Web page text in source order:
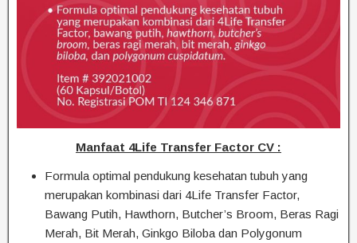
Manfaat 4Life Transfer Factor CV :
Formula optimal pendukung kesehatan tubuh yang
merupakan kombinasi dari 4Life Transfer Factor,
Bawang Putih, Hawthorn, Butcher’s Broom, Beras Ragi
Merah, Bit Merah, Ginkgo Biloba dan Polygonum